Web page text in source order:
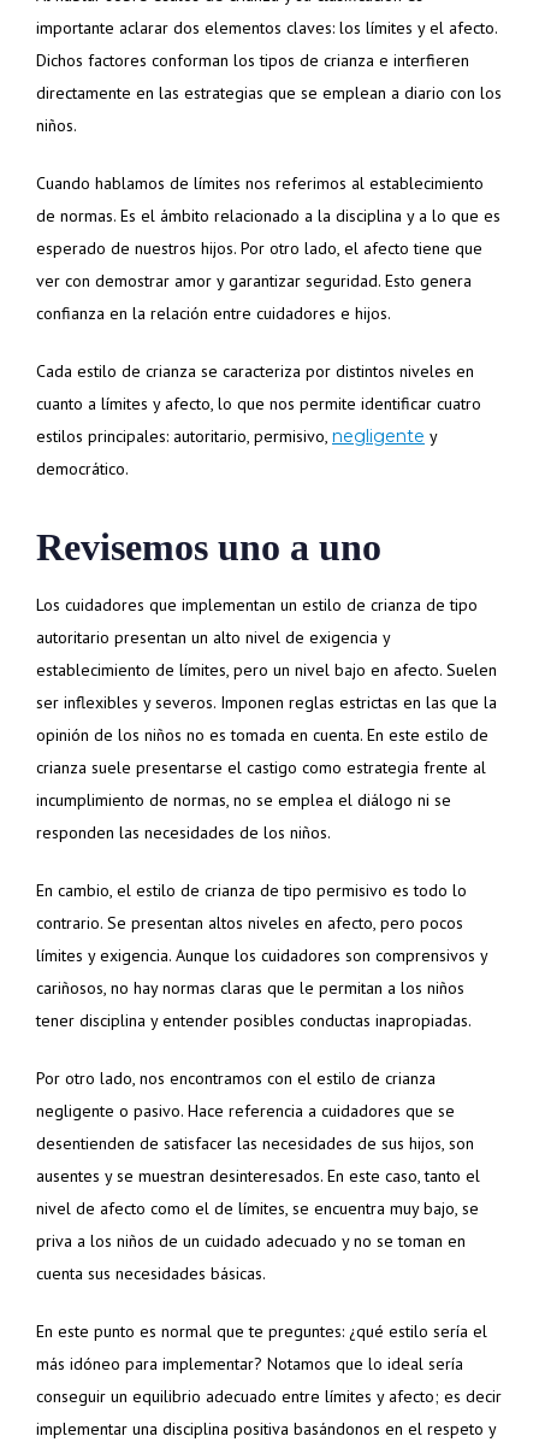
importante aclarar dos elementos claves: los límites y el afecto.
Dichos factores conforman los tipos de crianza e interfieren
directamente en las estrategias que se emplean a diario con los
niños.
Cuando hablamos de límites nos referimos al establecimiento
de normas. Es el ámbito relacionado a la disciplina y a lo que es
esperado de nuestros hijos. Por otro lado, el afecto tiene que
ver con demostrar amor y garantizar seguridad. Esto genera
confianza en la relación entre cuidadores e hijos.
Cada estilo de crianza se caracteriza por distintos niveles en
cuanto a límites y afecto, lo que nos permite identificar cuatro
estilos principales: autoritario, permisivo, negligente y
democrático.
Revisemos uno a uno
Los cuidadores que implementan un estilo de crianza de tipo
autoritario presentan un alto nivel de exigencia y
establecimiento de límites, pero un nivel bajo en afecto. Suelen
ser inflexibles y severos. Imponen reglas estrictas en las que la
opinión de los niños no es tomada en cuenta. En este estilo de
crianza suele presentarse el castigo como estrategia frente al
incumplimiento de normas, no se emplea el diálogo ni se
responden las necesidades de los niños.
En cambio, el estilo de crianza de tipo permisivo es todo lo
contrario. Se presentan altos niveles en afecto, pero pocos
límites y exigencia. Aunque los cuidadores son comprensivos y
cariñosos, no hay normas claras que le permitan a los niños
tener disciplina y entender posibles conductas inapropiadas.
Por otro lado, nos encontramos con el estilo de crianza
negligente o pasivo. Hace referencia a cuidadores que se
desentienden de satisfacer las necesidades de sus hijos, son
ausentes y se muestran desinteresados. En este caso, tanto el
nivel de afecto como el de límites, se encuentra muy bajo, se
priva a los niños de un cuidado adecuado y no se toman en
cuenta sus necesidades básicas.
En este punto es normal que te preguntes: ¿qué estilo sería el
más idóneo para implementar? Notamos que lo ideal sería
conseguir un equilibrio adecuado entre límites y afecto; es decir
implementar una disciplina positiva basándonos en el respeto y